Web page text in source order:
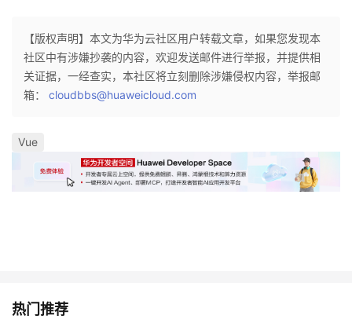
【版权声明】本文为华为云社区用户转载文章，如果您发现本
社区中有涉嫌抄袭的内容，欢迎发送邮件进行举报，并提供相
关证据，一经查实，本社区将立刻删除涉嫌侵权内容，举报邮
箱： cloudbbs@huaweicloud.com
Vue
热门推荐